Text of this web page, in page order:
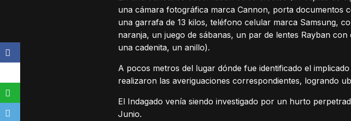
una cámara fotográfica marca Cannon, porta documentos
una garrafa de 13 kilos, teléfono celular marca Samsung,
naranja, un juego de sábanas, un par de lentes Rayban
una cadenita, un anillo).
A pocos metros del lugar dónde fue identificado el
realizaron las averiguaciones correspondientes, logrando
El Indagado venía siendo investigado por un hurto
Junio.